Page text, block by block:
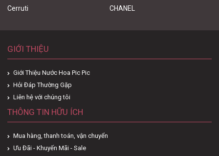
Cerruti
CHANEL
GIỚI THIỆU
Giới Thiệu Nước Hoa Pic Pic
Hỏi Đáp Thường Gặp
Liên hệ với chúng tôi
THÔNG TIN HỮU ÍCH
Mua hàng, thanh toán, vận chuyển
Ưu Đãi - Khuyến Mãi - Sale